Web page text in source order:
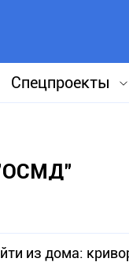
Спецпроекты
"ОСМД"
из дома: